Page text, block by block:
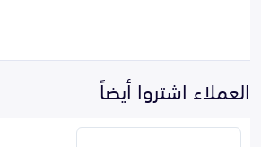
العملاء اشتروا أيضاً